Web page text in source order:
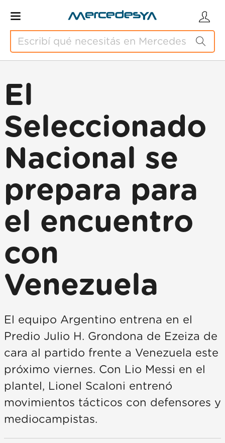
El
Seleccionado
Nacional se
prepara para
el encuentro
con
Venezuela
El equipo Argentino entrena en el
Predio Julio H. Grondona de Ezeiza de
cara al partido frente a Venezuela este
próximo viernes. Con Lio Messi en el
plantel, Lionel Scaloni entrenó
movimientos tácticos con defensores y
mediocampistas.